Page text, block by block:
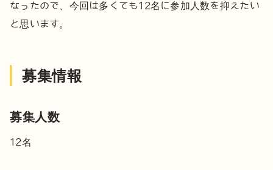
なったので、今回は多くても12名に参加人数を抑えたい
と思います。
募集情報
募集人数
12名